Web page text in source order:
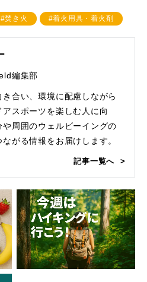
#焚き火 #着火用具・着火剤
編集部
き合い、環境に配慮しながら
アスポーツを楽しむ人に向
や周囲のウェルビーイングの
ながる情報をお届けします。
記事一覧へ